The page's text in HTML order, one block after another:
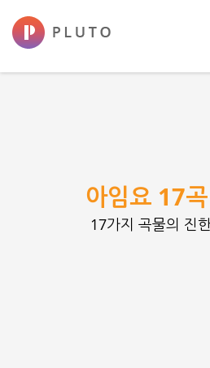
아임요 17
17가지 곡물의 진